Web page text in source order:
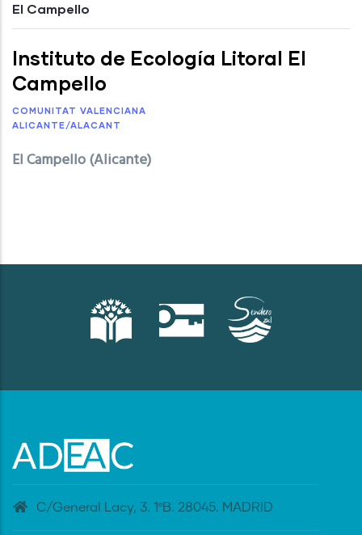
El Campello
Instituto de Ecología Litoral El
Campello
COMUNITAT VALENCIANA
ALICANTE/ALACANT
El Campello (Alicante)
C/General Lacy, 3. 1ºB. 28045. MADRID